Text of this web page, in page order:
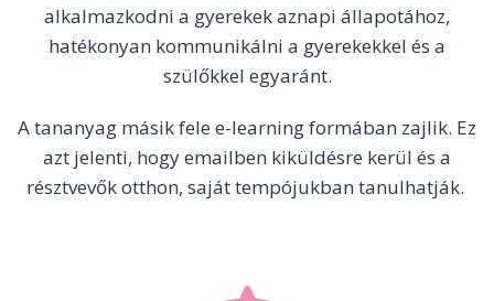
alkalmazkodni a gyerekek aznapi állapotához,
hatékonyan kommunikálni a gyerekekkel és a
szülőkkel egyaránt.
A tananyag másik fele e-learning formában zajlik. Ez
azt jelenti, hogy emailben kiküldésre kerül és a
résztvevők otthon, saját tempójukban tanulhatják.